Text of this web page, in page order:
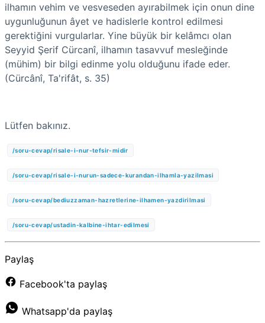
ilhamın vehim ve vesveseden ayırabilmek için onun dine
uygunluğunun âyet ve hadislerle kontrol edilmesi
gerektiğini vurgularlar. Yine büyük bir kelâmcı olan
Seyyid Şerif Cürcanî, ilhamın tasavvuf mesleğinde
(mühim) bir bilgi edinme yolu olduğunu ifade eder.
(Cürcânî, Ta'rifât, s. 35)
Lütfen bakınız.
/soru-cevap/risale-i-nur-tefsir-midir
/soru-cevap/risale-i-nurun-sadece-kurandan-ilhamla-yazilmasi
/soru-cevap/bediuzzaman-hazretlerine-ilhamen-yazdirilmasi
/soru-cevap/ustadin-kalbine-ihtar-edilmesi
Paylaş
Facebook'ta paylaş
Whatsapp'da paylaş